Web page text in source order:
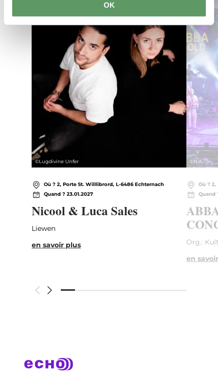
OK
©Lugdivine Unfer
Où ? 2, Porte St. Willlibrord, L-6486 Echternach
Quand ? 23.01.2027
Nicool & Luca Sales
Liewen
en savoir plus
©N.A.
Où ?
Quand
Org.:
en